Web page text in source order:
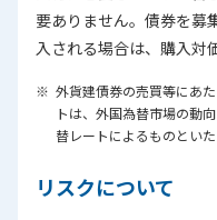
要ありません。債券を募
入される場合は、購入対
外貨建債券の売買等にあ
トは、外国為替市場の動
替レートによるものといた
リスクについて